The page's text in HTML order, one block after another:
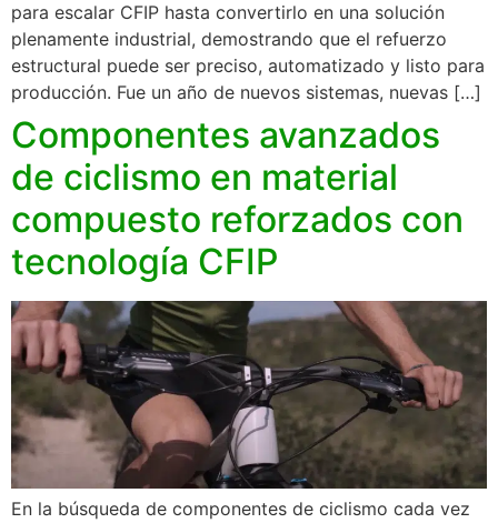
para escalar CFIP hasta convertirlo en una solución
plenamente industrial, demostrando que el refuerzo
estructural puede ser preciso, automatizado y listo para
producción. Fue un año de nuevos sistemas, nuevas […]
Componentes avanzados
de ciclismo en material
compuesto reforzados con
tecnología CFIP
En la búsqueda de componentes de ciclismo cada vez